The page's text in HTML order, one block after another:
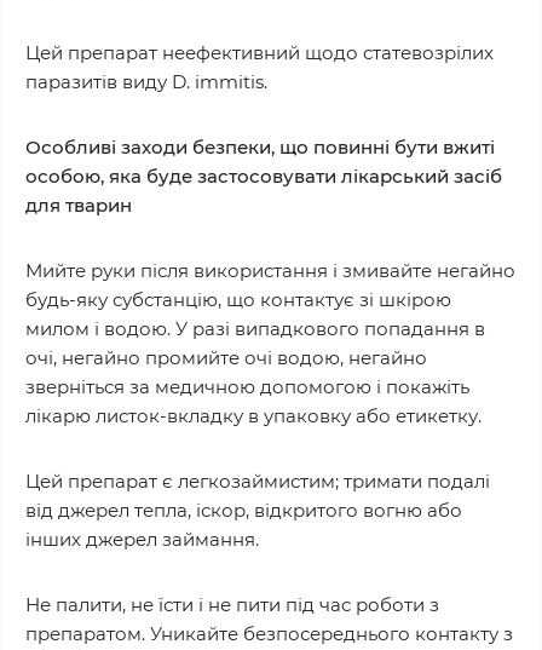
Цей препарат неефективний щодо статевозрілих
паразитів виду D. immitis.
Особливі заходи безпеки, що повинні бути вжиті
особою, яка буде застосовувати лікарський засіб
для тварин
Мийте руки після використання і змивайте негайно
будь-яку субстанцію, що контактує зі шкірою
милом і водою. У разі випадкового попадання в
очі, негайно промийте очі водою, негайно
зверніться за медичною допомогою і покажіть
лікарю листок-вкладку в упаковку або етикетку.
Цей препарат є легкозаймистим; тримати подалі
від джерел тепла, іскор, відкритого вогню або
інших джерел займання.
Не палити, не їсти і не пити під час роботи з
препаратом. Уникайте безпосереднього контакту з